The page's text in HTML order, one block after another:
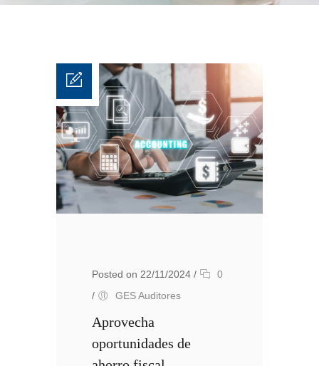
Posted on 22/11/2024 /
0
/
GES Auditores
Aprovecha
oportunidades de